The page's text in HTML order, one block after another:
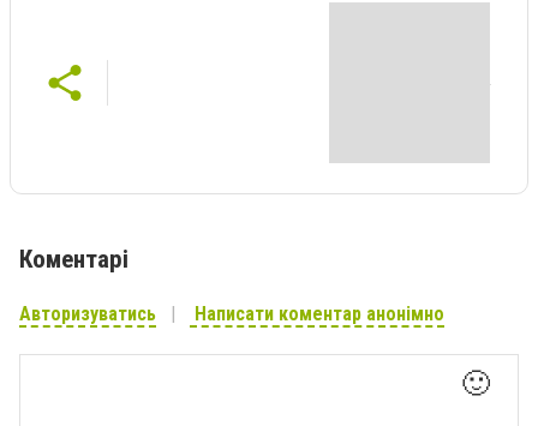
Коментарі
Авторизуватись Написати коментар анонімно
🙂